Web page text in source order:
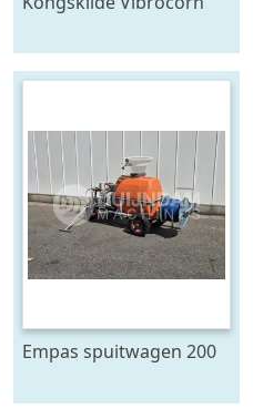
Empas spuitwagen 200